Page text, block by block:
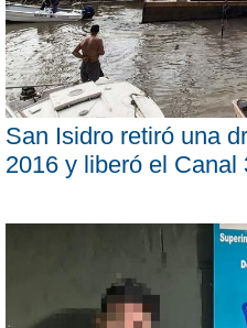
San Isidro retiró una
2016 y liberó el Canal